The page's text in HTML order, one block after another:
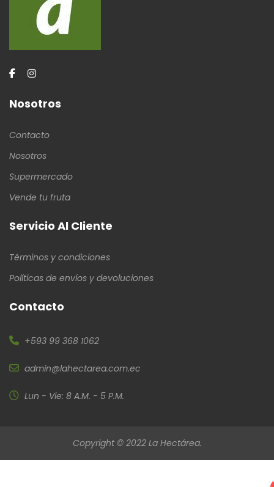
Nosotros
Contacto
Nosotros
Supermercado
Vende tu fruta
Servicio Al Cliente
Términos y condiciones
Políticas de envíos y devoluciones
Contacto
+593 99 368 1062
admin@lahectarea.com.ec
Lun - Vie: 8 A.M. - 5 P.M.
Copyright © 2022 La Hectárea.